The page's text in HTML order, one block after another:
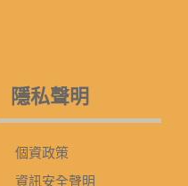
隱私聲明
個資政策
資訊安全聲明